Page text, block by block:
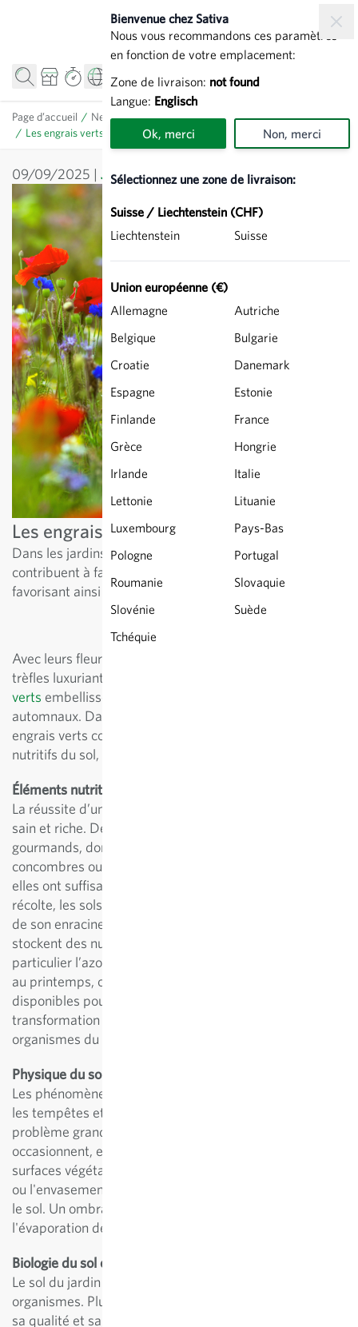
Bienvenue chez Sativa
Nous vous recommandons ces paramètres
en fonction de votre emplacement:
Zone de livraison: not found
Langue: Englisch
Ok, merci Non, merci
Sélectionnez une zone de livraison:
Suisse / Liechtenstein (CHF)
Liechtenstein
Suisse
Union européenne (€)
Allemagne
Autriche
Belgique
Bulgarie
Croatie
Danemark
Espagne
Estonie
Finlande
France
Grèce
Hongrie
Irlande
Italie
Lettonie
Lituanie
Luxembourg
Pays-Bas
Pologne
Portugal
Roumanie
Slovaquie
Slovénie
Suède
Tchéquie
Page d’accueil / News / Jardin potager
/ Les engrais verts dans le jardin potager
Les engrais verts dans le jardin potager
Dans les jardins privés également, les engrais verts
contribuent à faire circuler les éléments nutritifs du sol,
favorisant ainsi sa fertilité.
09/09/2025 Jardin potager
Avec leurs fleurs de phacélie violette, leurs variétés de
trèfles luxuriants et leurs mélanges colorés,
verts embellissent nombre de champs et de paysages
automnaux. Dans les jardins privés également, les
engrais verts contribuent à faire circuler les éléments
nutritifs du sol, favorisant ainsi sa fertilité.
Éléments nutritifs et humus
La réussite d’un potager dépend tout d’abord d’un sol
sain et riche. De nombreuses variétés de légumes
gourmands, dont les pommes de terre, le chou, les
concombres ou les tomates, prospèrent uniquement si
elles ont suffisamment d’azote. Après la dernière
récolte, les sols profitent du couvert d’un engrais vert et
de son enracinement. Durant l’hiver, ces plantes
stockent des nutriments facilement disponibles, en
particulier l’azote. Après enfouissement de l’engrais vert
au printemps, ces nutriments sont libérés et donc
disponibles pour les cultures suivantes. La
transformation des résidus végétaux par les micro-
organismes du sol forme en outre un humus précieux.
Physique du sol et protection contre l’érosion
Les phénomènes météorologiques extrêmes, tels que
les tempêtes et les fortes pluies, constituent un
problème grandissant en raison des dégâts qu’ils
occasionnent, en particulier sur des sols asséchés. Les
surfaces végétalisées sont moins touchées par l'érosion
ou l'envasement, car les racines des plantes stabilisent
le sol. Un ombrage constant réduit en outre
l'évaporation de l'eau.
Biologie du sol et insectes
Le sol du jardin est vivant et abrite de nombreux
organismes. Plus il est riche en espèces, meilleures sont
sa qualité et sa fertilité. Les engrais verts nourrissent les